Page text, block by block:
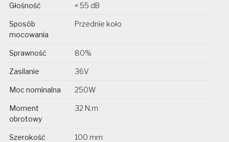
Głośność < 55 dB
Sposób
mocowania
Przednie koło
Sprawność 80%
Zasilanie 36V
Moc nominalna 250W
Moment
obrotowy
32 N.m
Szerokość
100 mm